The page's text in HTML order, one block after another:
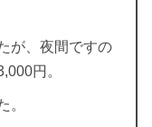
が、夜間ですの
円。
。